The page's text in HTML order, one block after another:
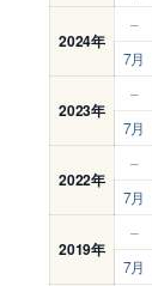
2024年
–
7月
2023年
–
7月
2022年
–
7月
2019年
–
7月